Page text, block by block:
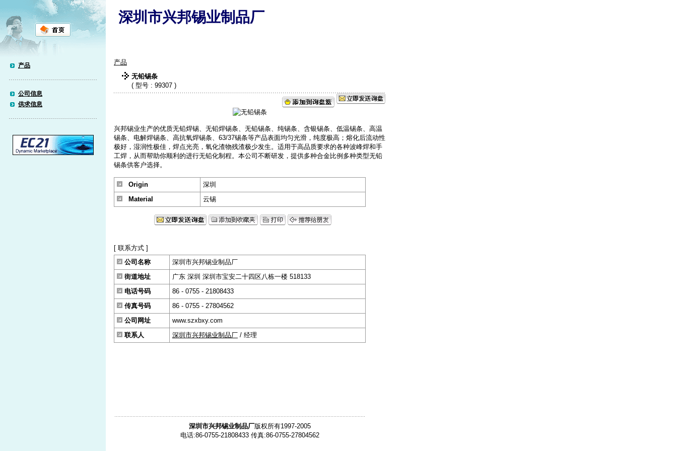
产品
公司信息
供求信息
深圳市兴邦锡业制品厂
产品
无铅锡条
( 型号 : 99307 )
兴邦锡业生产的优质无铅焊锡、无铅焊锡条、无铅锡条、纯锡条、含银锡条、低温锡条、高温
锡条、电解焊锡条、高抗氧焊锡条、63/37锡条等产品表面均匀光滑，纯度极高；熔化后流动性
极好，湿润性极佳，焊点光亮，氧化渣物残渣极少发生。适用于高品质要求的各种波峰焊和手
工焊，从而帮助你顺利的进行无铅化制程。本公司不断研发，提供多种合金比例多种类型无铅
锡条供客户选择。
Origin
深圳
Material
云锡
[ 联系方式 ]
公司名称
深圳市兴邦锡业制品厂
街道地址
广东 深圳 深圳市宝安二十四区八栋一楼 518133
电话号码
86 - 0755 - 21808433
传真号码
86 - 0755 - 27804562
公司网址
www.szxbxy.com
联系人
深圳市兴邦锡业制品厂 / 经理
深圳市兴邦锡业制品厂版权所有1997-2005
电话:86-0755-21808433 传真:86-0755-27804562